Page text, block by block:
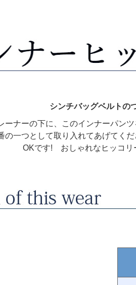
シンチバッグベルトの
ーナーの下に、このインナーパン
の一つとして取り入れてあげてく
OKです! おしゃれなヒッコリ